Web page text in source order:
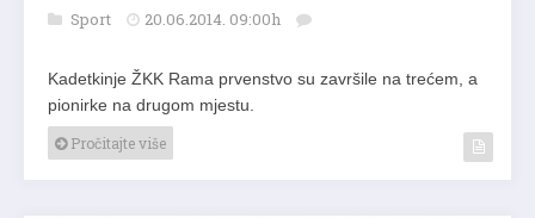
Sport 20.06.2014. 09:00h
Kadetkinje ŽKK Rama prvenstvo su završile na trećem, a
pionirke na drugom mjestu.
Pročitajte više